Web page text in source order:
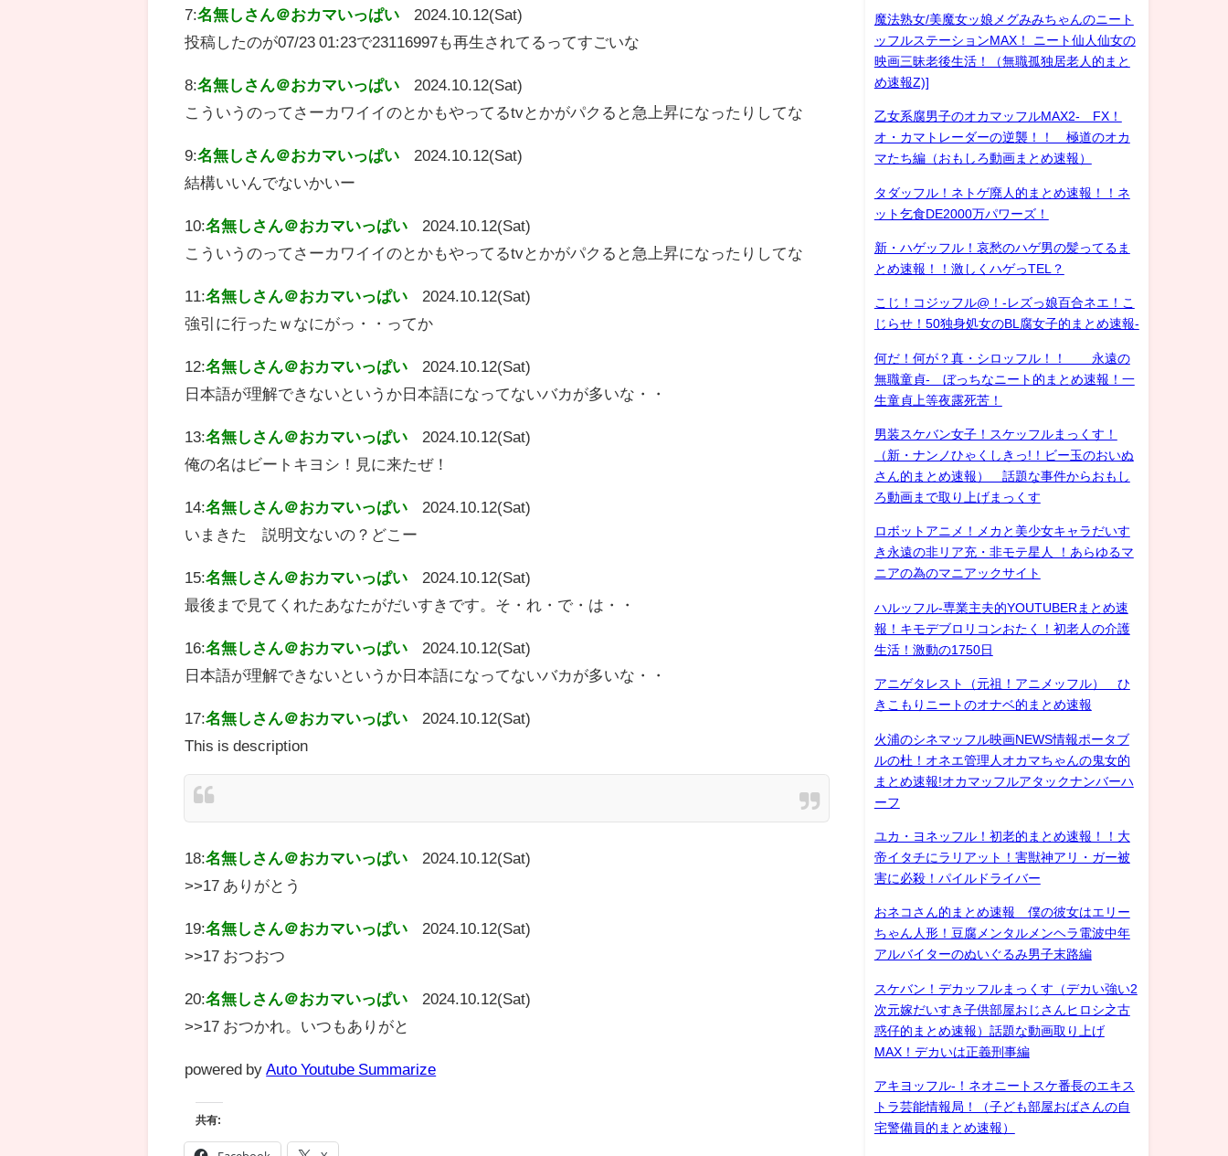
7:名無しさん＠おカマいっぱい
2024.10.12(Sat)
投稿したのが07/23 01:23で23116997も再生されてるってすごいな
8:名無しさん＠おカマいっぱい
2024.10.12(Sat)
こういうのってさーカワイイのとかもやってるtvとかがパクると急上昇になったりしてな
9:名無しさん＠おカマいっぱい
2024.10.12(Sat)
結構いいんでないかいー
10:名無しさん＠おカマいっぱい
2024.10.12(Sat)
こういうのってさーカワイイのとかもやってるtvとかがパクると急上昇になったりしてな
11:名無しさん＠おカマいっぱい
2024.10.12(Sat)
強引に行ったｗなにがっ・・ってか
12:名無しさん＠おカマいっぱい
2024.10.12(Sat)
日本語が理解できないというか日本語になってないバカが多いな・・
13:名無しさん＠おカマいっぱい
2024.10.12(Sat)
俺の名はビートキヨシ！見に来たぜ！
14:名無しさん＠おカマいっぱい
2024.10.12(Sat)
いまきた 説明文ないの？どこー
15:名無しさん＠おカマいっぱい
2024.10.12(Sat)
最後まで見てくれたあなたがだいすきです。そ・れ・で・は・・
16:名無しさん＠おカマいっぱい
2024.10.12(Sat)
日本語が理解できないというか日本語になってないバカが多いな・・
17:名無しさん＠おカマいっぱい
2024.10.12(Sat)
This is description
18:名無しさん＠おカマいっぱい
2024.10.12(Sat)
>>17 ありがとう
19:名無しさん＠おカマいっぱい
2024.10.12(Sat)
>>17 おつおつ
20:名無しさん＠おカマいっぱい
2024.10.12(Sat)
>>17 おつかれ。いつもありがと
powered by Auto Youtube Summarize
共有:
魔法熟女/美魔女ッ娘メグみみちゃんのニート
ッフルステーションMAX！ ニート仙人仙女の
映画三昧老後生活！（無職孤独居老人的まと
め速報Z)]
乙女系腐男子のオカマッフルMAX2- FX！
オ・カマトレーダーの逆襲！！ 極道のオカ
マたち編（おもしろ動画まとめ速報）
タダッフル！ネトゲ廃人的まとめ速報！！ネ
ット乞食DE2000万パワーズ！
新・ハゲッフル！哀愁のハゲ男の髪ってるま
とめ速報！！激しくハゲっTEL？
こじ！コジッフル@！-レズっ娘百合ネエ！こ
じらせ！50独身処女のBL腐女子的まとめ速報-
何だ！何が？真・シロッフル！！ 永遠の
無職童貞- ぼっちなニート的まとめ速報！一
生童貞上等夜露死苦！
男装スケバン女子！スケッフルまっくす！
（新・ナンノひゃくしきっ!！ビー玉のおいぬ
さん的まとめ速報） 話題な事件からおもし
ろ動画まで取り上げまっくす
ロボットアニメ！メカと美少女キャラだいす
き永遠の非リア充・非モテ星人 ！あらゆるマ
ニアの為のマニアックサイト
ハルッフル-専業主夫的YOUTUBERまとめ速
報！キモデブロリコンおたく！初老人の介護
生活！激動の1750日
アニゲタレスト（元祖！アニメッフル） ひ
きこもりニートのオナベ的まとめ速報
火浦のシネマッフル映画NEWS情報ポータブ
ルの杜！オネエ管理人オカマちゃんの鬼女的
まとめ速報!オカマッフルアタックナンバーハ
ーフ
ユカ・ヨネッフル！初老的まとめ速報！！大
帝イタチにラリアット！害獣神アリ・ガー被
害に必殺！パイルドライバー
おネコさん的まとめ速報 僕の彼女はエリー
ちゃん人形！豆腐メンタルメンヘラ電波中年
アルバイターのぬいぐるみ男子末路編
スケバン！デカッフルまっくす（デカい強い2
次元嫁だいすき子供部屋おじさんヒロシ之古
惑仔的まとめ速報）話題な動画取り上げ
MAX！デカいは正義刑事編
アキヨッフル-！ネオニートスケ番長のエキス
トラ芸能情報局！（子ども部屋おばさんの自
宅警備員的まとめ速報）